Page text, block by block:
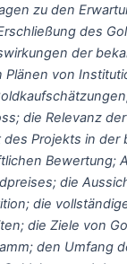
zu den
des
der
von
die Relevanz
Projekts in der
Bewertung;
die
die
die Ziele von
den Umfang